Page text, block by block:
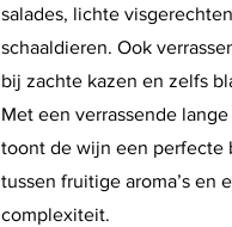
salades, lichte
schaaldieren. Ook
bij zachte kazen en zelfs
Met een verrassende
toont de wijn een perfecte
tussen fruitige aroma’s en
complexiteit.